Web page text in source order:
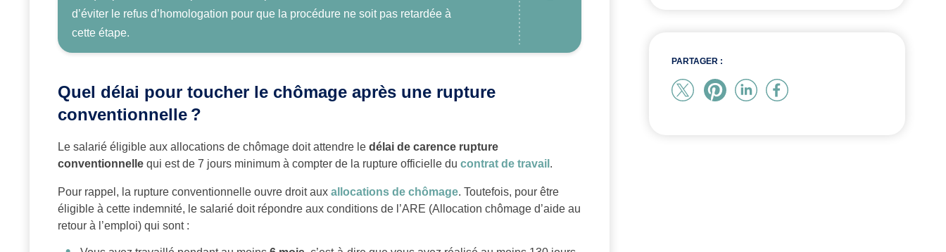
d’éviter le refus d’homologation pour que la procédure ne soit pas retardée à
cette étape.
Quel délai pour toucher le chômage après une rupture
conventionnelle ?
Le salarié éligible aux allocations de chômage doit attendre le délai de carence rupture
conventionnelle qui est de 7 jours minimum à compter de la rupture officielle du contrat de travail .
Pour rappel, la rupture conventionnelle ouvre droit aux allocations de chômage. Toutefois, pour être
éligible à cette indemnité, le salarié doit répondre aux conditions de l’ARE (Allocation chômage d’aide au
retour à l’emploi) qui sont :
PARTAGER :